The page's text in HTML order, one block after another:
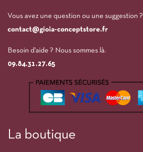
Vous avez une question ou une suggestion ?
contact@gioia-conceptstore.fr
Besoin d’aide ? Nous sommes là.
09.84.31.27.65
La boutique